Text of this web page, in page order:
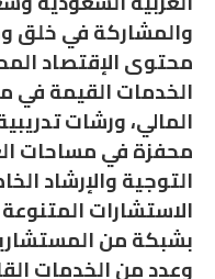
والمشاركة في خلق
محتوى الإقتصاد
الخدمات القيمة في
المالي، ورشات
محفزة في مساحات
التوجية والإرشاد
الاستشارات
بشبكة من
وعدد من الخدمات